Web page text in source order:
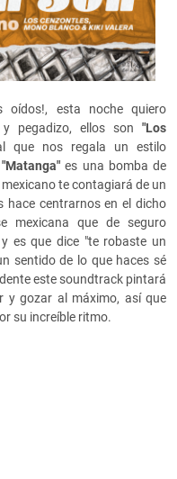
oídos!, esta noche quiero
pegadizo, ellos son "Los
que nos regala un estilo
"Matanga"es una bomba de
te contagiará de un
hace centrarnos en el dicho
mexicana que de seguro
es que dice "te robaste un
sentido de lo que haces sé
este soundtrack pintará
y gozar al máximo, así que
su increíble ritmo.